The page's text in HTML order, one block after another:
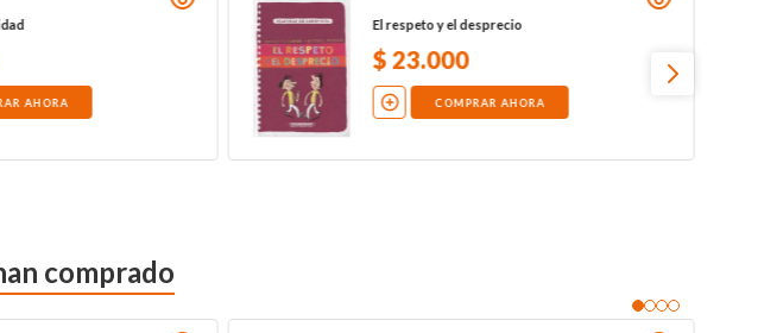
AHORA
El respeto y el desprecio
$23.000
COMPRAR AHORA
comprado